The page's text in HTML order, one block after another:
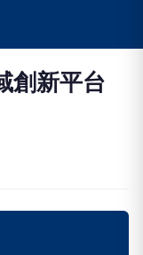
創新平台